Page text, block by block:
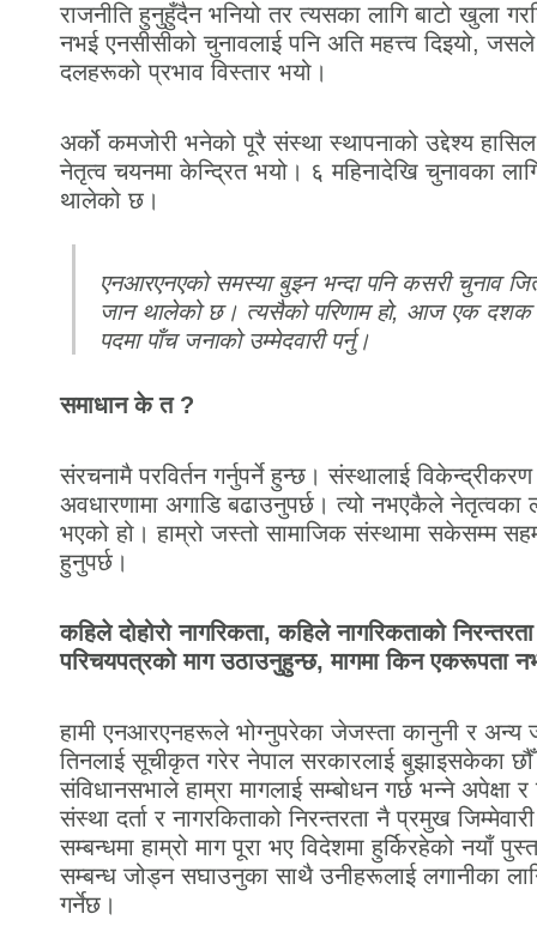
राजनीति हुनुहुँदैन भनियो तर त्यसका लागि बाटो खुला
नभई एनसीसीको चुनावलाई पनि अति महत्त्व दिइयो, जसले
दलहरूको प्रभाव विस्तार भयो।
अर्को कमजोरी भनेको पूरै संस्था स्थापनाको उद्देश्य हासिल
नेतृत्व चयनमा केन्दि्रत भयो। ६ महिनादेखि चुनावका
थालेको छ।
एनआरएनएको समस्या बुझ्न भन्दा पनि कसरी चुनाव
जान थालेको छ। त्यसैको परिणाम हो, आज एक दशक
पदमा पाँच जनाको उम्मेदवारी पर्नु।
समाधान के त ?
संरचनामै परविर्तन गर्नुपर्ने हुन्छ। संस्थालाई
अवधारणामा अगाडि बढाउनुपर्छ। त्यो नभएकैले नेतृत्वका
भएको हो। हाम्रो जस्तो सामाजिक संस्थामा सकेसम्म
हुनुपर्छ।
कहिले दोहोरो नागरिकता, कहिले नागरिकताको
परिचयपत्रको माग उठाउनुहुन्छ, मागमा किन एकरूपता
हामी एनआरएनहरूले भोग्नुपरेका जेजस्ता कानुनी र
तिनलाई सूचीकृत गरेर नेपाल सरकारलाई बुझाइसकेका
संविधानसभाले हाम्रा मागलाई सम्बोधन गर्छ भन्ने अपेक्षा
संस्था दर्ता र नागरकिताको निरन्तरता नै प्रमुख
सम्बन्धमा हाम्रो माग पूरा भए विदेशमा हुर्किरहेको नयाँ
सम्बन्ध जोड्न सघाउनुका साथै उनीहरूलाई लगानीका
गर्नेछ।